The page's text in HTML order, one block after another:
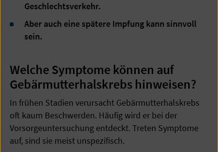
Geschlechtsverkehr.
Aber auch eine spätere Impfung kann sinnvoll
sein.
Welche Symptome können auf
Gebärmutterhalskrebs hinweisen?
In frühen Stadien verursacht Gebärmutterhalskrebs
oft kaum Beschwerden. Häufig wird er bei der
Vorsorgeuntersuchung entdeckt. Treten Symptome
auf, sind sie meist unspezifisch.